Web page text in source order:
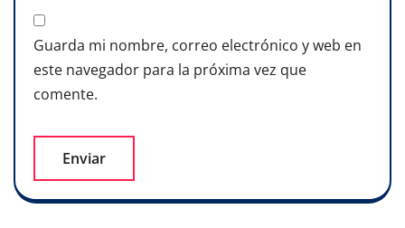
Guarda mi nombre, correo electrónico y web en
este navegador para la próxima vez que
comente.